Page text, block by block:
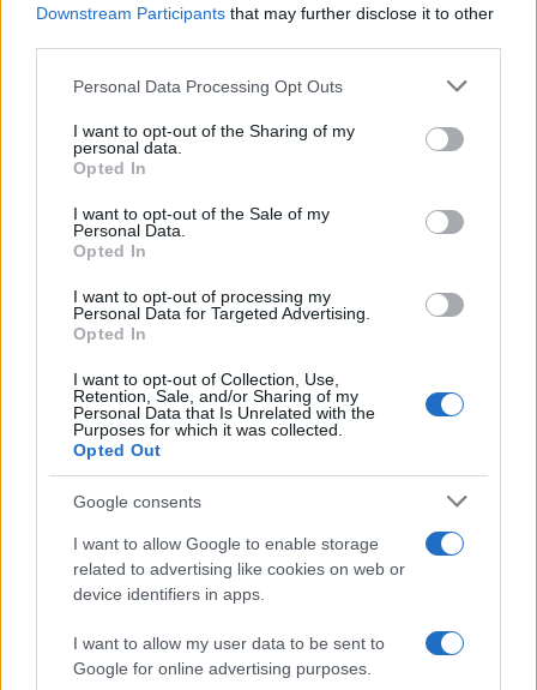
Downstream Participants that may further disclose it to other
Please note that this website/app uses one or more Google
not limited to your visit or usage behaviour. You may click to
grant or deny consent to Google and its third-party tags to
use your data for below specified purposes in below Google
consent section.
Personal Data Processing Opt Outs
I want to opt-out of the Sharing of my
personal data.
Opted In
I want to opt-out of the Sale of my
Personal Data.
Opted In
I want to opt-out of processing my
Personal Data for Targeted Advertising.
Opted In
I want to opt-out of Collection, Use,
Retention, Sale, and/or Sharing of my
Personal Data that Is Unrelated with the
Purposes for which it was collected.
Opted Out
Google consents
I want to allow Google to enable storage
related to advertising like cookies on web or
device identifiers in apps.
I want to allow my user data to be sent to
Google for online advertising purposes.
végzete. Mennyire tudtál azonosulni a szerepeddel?
Már az első olvasás után éreztem, hogy furcsa értékrendű
hogyan, miért, mert nem ilyen kapcsolatban élek, de vannak
olyan szerepek, amelyekre egyből rákattan az ember agya,
és zsigeri kapcsolódás alakul ki. Egyszerű, tömör mondatai
vannak, amelyeket csak akkor tudsz hitelesen kimondani, ha
érted, hogy mi az, amit elhallgat, ami mögötte van.
A nők boldogtalanabbak aBoldogtalanok
a gyergyószentmiklósi Figura Stúdió Színház
igazgatója. Mit gondolsz erről?
Nem hiszem, hogy a boldogtalanságot rangsorolni lehet.
Húbernek van jól fizető állása, két nője, plusz egynéhány
még házon kívül is, látszólag jó kis élet, igaz? Rózának